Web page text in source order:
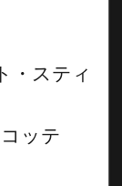
・スティ
コッテ